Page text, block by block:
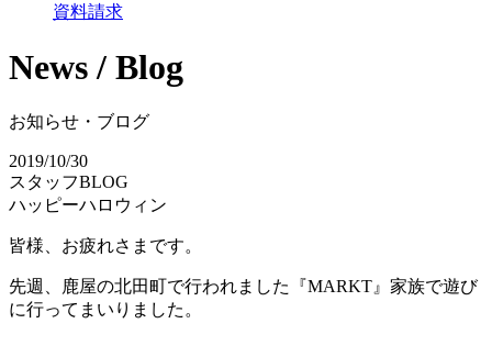
資料請求
News / Blog
お知らせ・ブログ
2019/10/30
スタッフBLOG
ハッピーハロウィン
皆様、お疲れさまです。
先週、鹿屋の北田町で行われました『MARKT』家族で遊び
に行ってまいりました。